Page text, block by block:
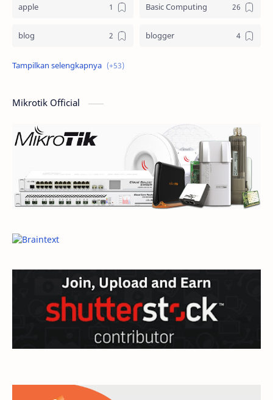
apple Basic Computing
blog blogger
Blogging
e-commerce
ecommerce elearning
General General Article
google
mail
microsoft mikrotik
Mikrotik Official